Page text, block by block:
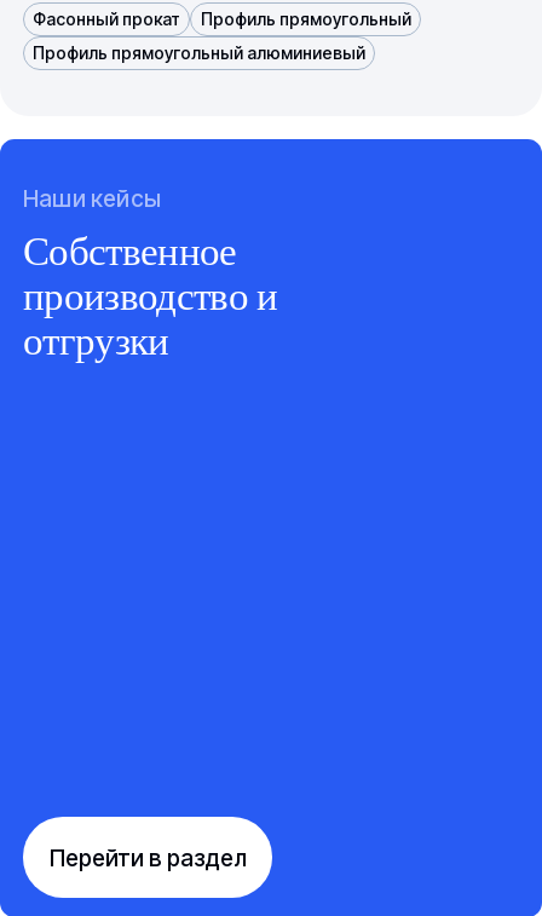
Фасонный прокат
Профиль прямоугольный
Профиль прямоугольный алюминиевый
Наши кейсы
Собственное
производство и
отгрузки
Перейти в раздел